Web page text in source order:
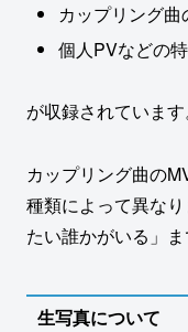
カップリング曲
個人PVなどの
が収録されています
カップリング曲の
種類によって異な
たい誰かがいる」ま
生写真について